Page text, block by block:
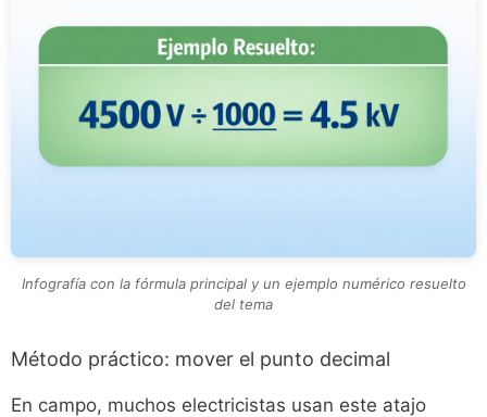
Infografía con la fórmula principal y un ejemplo numérico resuelto
del tema
Método práctico: mover el punto decimal
En campo, muchos electricistas usan este atajo